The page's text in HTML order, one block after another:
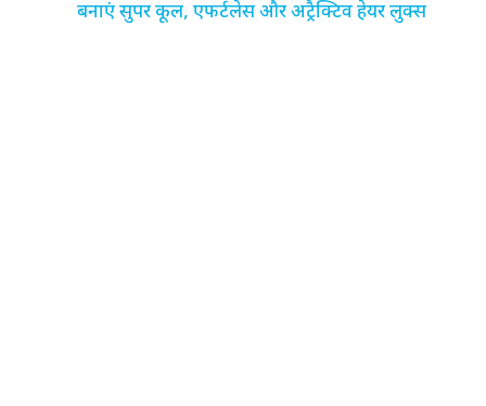
बनाएं सुपर कूल, एफर्टलेस और अट्रैक्टिव हेयर लुक्स